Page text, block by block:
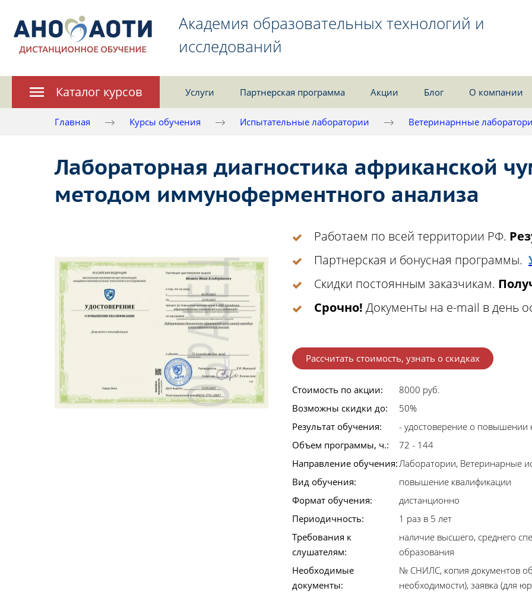
Академия образовательных технологий и
исследований
Каталог курсов Услуги Партнерская программа Акции Блог О компании
Главная Курсы обучения Испытательные лаборатории Ветеринарнные
Лабораторная диагностика африканской
методом иммуноферментного анализа
Работаем по всей территории РФ.
Партнерская и бонусная программы.
Скидки постоянным заказчикам.
Срочно! Документы на e-mail в день
Рассчитать стоимость, узнать о скидках
Стоимость по акции:
8000 руб.
Возможны скидки до:
50%
Результат обучения:
- удостоверение о повышении
Объем программы, ч.:
72 - 144
Направление обучения:Лаборатории, Ветеринарные
Вид обучения:
повышение квалификации
Формат обучения:
дистанционно
Периодичность:
1 раз в 5 лет
Требования к
слушателям:
наличие высшего, среднего
образования
Необходимые
документы:
№ СНИЛС, копия документов
необходимости), заявка (для